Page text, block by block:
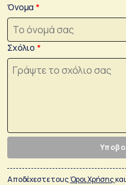
Όνομα
Σχόλιο
Αποδέχεστε τουςΌροι Χρήσης